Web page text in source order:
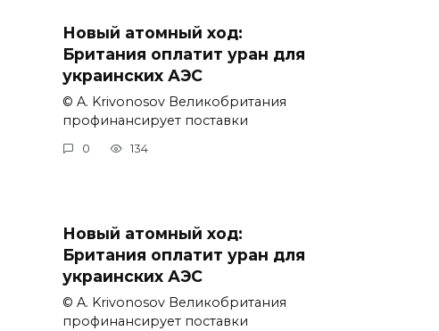
Новый атомный ход:
Британия оплатит уран для
украинских АЭС
© A. Krivonosov Великобритания
профинансирует поставки
0 134
Новый атомный ход:
Британия оплатит уран для
украинских АЭС
© A. Krivonosov Великобритания
профинансирует поставки